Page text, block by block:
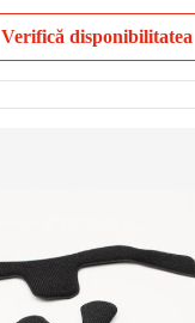
Verifică disponibilitatea